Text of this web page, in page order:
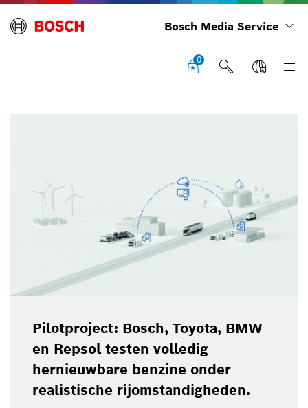
Bosch Media Service
0
Pilotproject: Bosch, Toyota, BMW
en Repsol testen volledig
hernieuwbare benzine onder
realistische rijomstandigheden.